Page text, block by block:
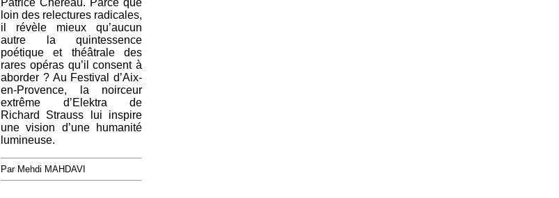
Patrice Chéreau. Parce que
loin des relectures radicales,
il révèle mieux qu’aucun
autre la quintessence
poétique et théâtrale des
rares opéras qu’il consent à
aborder ? Au Festival d’Aix-
en-Provence, la noirceur
extrême d’Elektra de
Richard Strauss lui inspire
une vision d’une humanité
lumineuse.
Par Mehdi MAHDAVI